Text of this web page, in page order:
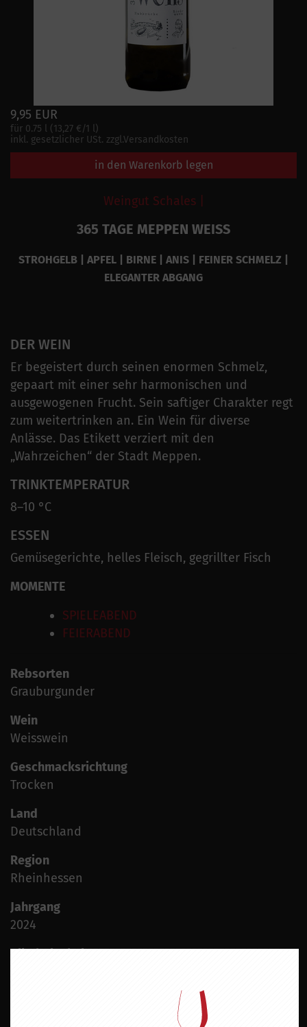
9,95 EUR
für 0.75 l (13,27 €/1 l)
inkl. gesetzlicher USt. zzgl.Versandkosten
in den Warenkorb legen
Weingut Schales |
365 TAGE MEPPEN WEISS
STROHGELB | APFEL | BIRNE | ANIS | FEINER SCHMELZ |
ELEGANTER ABGANG
DER WEIN
Er begeistert durch seinen enormen Schmelz,
gepaart mit einer sehr harmonischen und
ausgewogenen Frucht. Sein saftiger Charakter regt
zum weitertrinken an. Ein Wein für diverse
Anlässe. Das Etikett verziert mit den
„Wahrzeichen“ der Stadt Meppen.
TRINKTEMPERATUR
8–10 °C
ESSEN
Gemüsegerichte, helles Fleisch, gegrillter Fisch
MOMENTE
SPIELEABEND
FEIERABEND
Rebsorten
Grauburgunder
Wein
Weisswein
Geschmacksrichtung
Trocken
Land
Deutschland
Region
Rheinhessen
Jahrgang
2024
Alkoholgehalt